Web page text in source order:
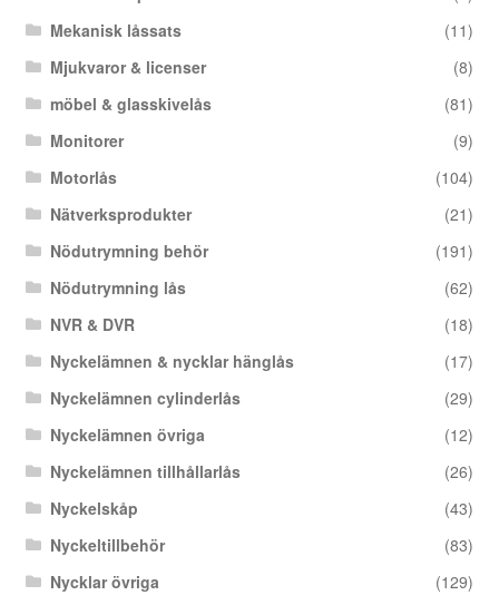
Mekanisk låssats
(11)
Mjukvaror & licenser
(8)
möbel & glasskivelås
(81)
Monitorer
(9)
Motorlås
(104)
Nätverksprodukter
(21)
Nödutrymning behör
(191)
Nödutrymning lås
(62)
NVR & DVR
(18)
Nyckelämnen & nycklar hänglås
(17)
Nyckelämnen cylinderlås
(29)
Nyckelämnen övriga
(12)
Nyckelämnen tillhållarlås
(26)
Nyckelskåp
(43)
Nyckeltillbehör
(83)
Nycklar övriga
(129)